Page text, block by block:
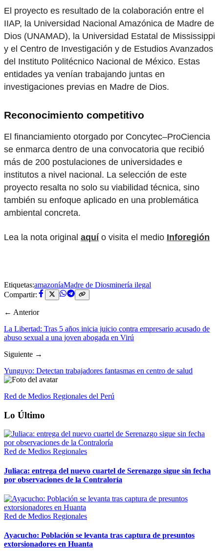
El proyecto es resultado de la colaboración entre el
IIAP, la Universidad Nacional Amazónica de Madre de
Dios (UNAMAD), la Universidad Estatal de Mississippi
y el Centro de Investigación y de Estudios Avanzados
del Instituto Politécnico Nacional de México. Estas
entidades ya venían trabajando juntas en
investigaciones previas en Madre de Dios.
Reconocimiento competitivo
El financiamiento otorgado por Concytec–ProCiencia
se enmarca dentro de una convocatoria que recibió
más de 200 postulaciones de universidades e
institutos a nivel nacional. La selección de este
proyecto resalta no solo su viabilidad técnica, sino
también su enfoque aplicado en una problemática
ambiental concreta.
Lea la nota original aquí o visita el medio Inforegión
Etiquetas:amazoníaMadre de Diosminería ilegal
Compartir:
← Anterior
La Libertad: Tras 5 años inicia juicio contra empresario acusado de
abuso sexual a una joven abogada en Virú
Siguiente →
Yunguyo: Detectan trabajadores fantasmas en centro de salud
Red de Medios Regionales del Perú
Lo Último
Red de Medios Regionales
Juliaca: entrega del nuevo cuartel de Serenazgo sigue sin fecha
por observaciones de la Contraloría
Red de Medios Regionales
Ayacucho: Población se levanta tras captura de presuntos
extorsionadores en Huanta